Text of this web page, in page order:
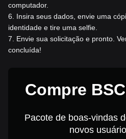
computador.
6
Insira seus dados, envie uma
identidade e tire uma selfie.
7
Envie sua solicitação e pronto.
concluída!
Compre
Pacote de boas-vindas
novos